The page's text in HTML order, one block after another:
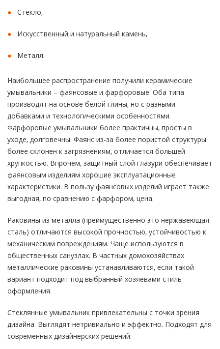
Стекло,
Искусственный и натуральный камень,
Металл.
Наибольшее распространение получили керамические
умывальники – фаянсовые и фарфоровые. Оба типа
производят на основе белой глины, но с разными
добавками и технологическими особенностями.
Фарфоровые умывальники более практичны, просты в
уходе, долговечны. Фаянс из-за более пористой структуры
более склонен к загрязнениям, отличается большей
хрупкостью. Впрочем, защитный слой глазури обеспечивает
фаянсовым изделиям хорошие эксплуатационные
характеристики. В пользу фаянсовых изделий играет также
выгодная, по сравнению с фарфором, цена.
Раковины из металла (преимущественно это нержавеющая
сталь) отличаются высокой прочностью, устойчивостью к
механическим повреждениям. Чаще используются в
общественных санузлах. В частных домохозяйствах
металлические раковины устанавливаются, если такой
вариант подходит под выбранный хозяевами стиль
оформления.
Стеклянные умывальник привлекательны с точки зрения
дизайна. Выглядят нетривиально и эффектно. Подходят для
современных дизайнерских решений.